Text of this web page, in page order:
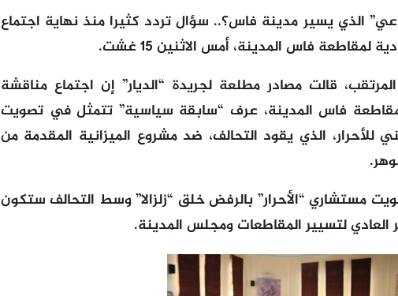
الذي يسير مدينة فاس؟.. سؤال تردد كثيرا منذ نهاية اجتماع
لمقاطعة فاس المدينة، أمس الاثنين 15 غشت.
قالت مصادر مطلعة لجريدة “الديار” إن اجتماع مناقشة
فاس المدينة، عرف “سابقة سياسية” تتمثل في تصويت
الذي يقود التحالف، ضد مشروع الميزانية المقدمة من
مستشاري “الأحرار” بالرفض خلق “زلزالا” وسط التحالف ستكون
لتسيير المقاطعات ومجلس المدينة.